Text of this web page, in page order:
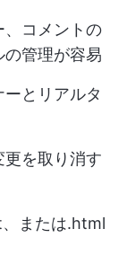
、コメントの
管理が容易
とリアルタ
を取り消す
または.html